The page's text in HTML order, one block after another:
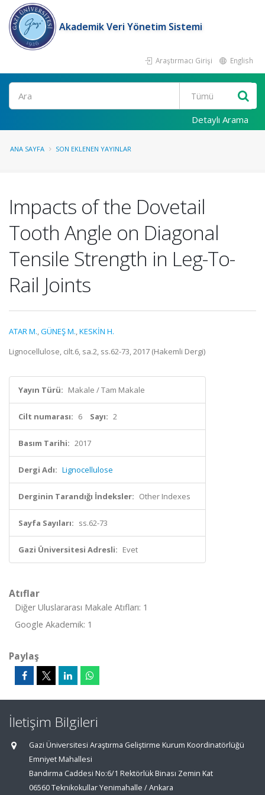
Akademik Veri Yönetim Sistemi
Araştırmacı Girişi English
Ara
Detaylı Arama
ANA SAYFA SON EKLENEN YAYINLAR
Impacts of the Dovetail
Tooth Angle on Diagonal
Tensile Strength in Leg-To-
Rail Joints
ATAR M.,GÜNEŞ M.,KESKİN H.
Lignocellulose, cilt.6, sa.2, ss.62-73, 2017 (Hakemli Dergi)
Yayın Türü: Makale / Tam Makale
Cilt numarası: 6 Sayı: 2
Basım Tarihi: 2017
Dergi Adı: Lignocellulose
Derginin Tarandığı İndeksler: Other Indexes
Sayfa Sayıları: ss.62-73
Gazi Üniversitesi Adresli: Evet
Atıflar
Diğer Uluslararası Makale Atıfları: 1
Google Akademik: 1
Paylaş
İletişim Bilgileri
Gazi Üniversitesi Araştırma Geliştirme Kurum Koordinatörlüğü
Emniyet Mahallesi
Bandırma Caddesi No:6/1 Rektörlük Binası Zemin Kat
06560 Teknikokullar Yenimahalle / Ankara